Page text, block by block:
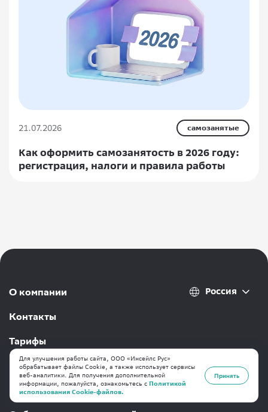
21.07.2026 самозанятые
Как оформить самозанятость в 2026 году:
регистрация, налоги и правила работы
О компании
Контакты
Тарифы
Переезд на inSales
Интернет-магазин «под ключ»
Россия
Для улучшения работы сайта, ООО «Инсейлс Рус»
обрабатывает файлы Cookie, а также использует сервисы
веб-аналитики. Для получения дополнительной
информации, пожалуйста, ознакомьтесь с Политикой
использования Cookie-файлов.
Принять